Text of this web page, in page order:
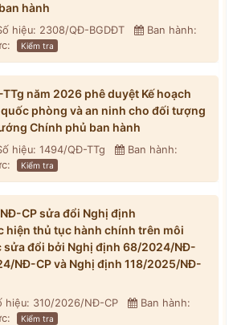
hành
hiệu: 2308/QĐ-BGDĐT
Ban hành:
Kiểm tra
năm 2026 phê duyệt Kế hoạch
phòng và an ninh cho đối tượng
Chính phủ ban hành
hiệu: 1494/QĐ-TTg
Ban hành:
Kiểm tra
CP sửa đổi Nghị định
thủ tục hành chính trên môi
đổi bởi Nghị định 68/2024/NĐ-
NĐ-CP và Nghị định 118/2025/NĐ-
hiệu: 310/2026/NĐ-CP
Ban hành:
Kiểm tra